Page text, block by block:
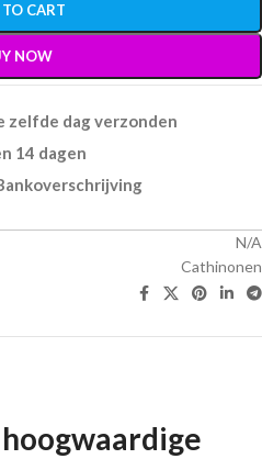
CART
NOW
zelfde dag verzonden
14 dagen
N/A
Cathinonen